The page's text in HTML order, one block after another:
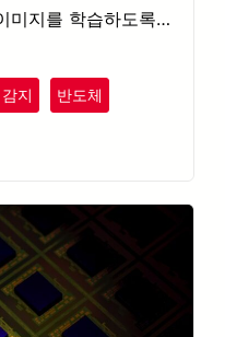
미지를 학습하도록
지 반도체